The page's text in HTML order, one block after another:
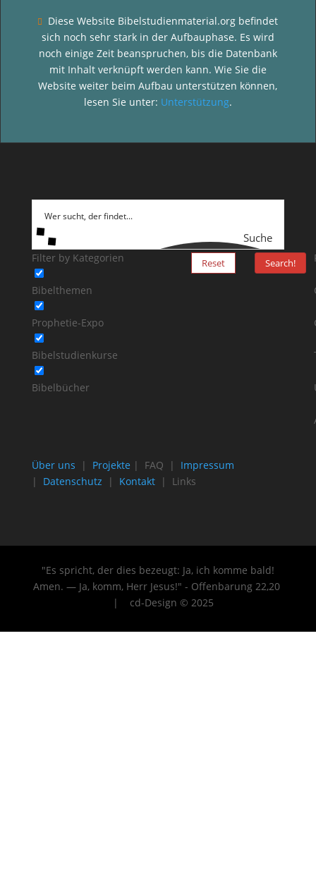

Diese Website Bibelstudienmaterial.org befindet
sich noch sehr stark in der Aufbauphase. Es wird
noch einige Zeit beanspruchen, bis die Datenbank
mit Inhalt verknüpft werden kann. Wie Sie die
Website weiter beim Aufbau unterstützen können,
lesen Sie unter: Unterstützung.
Suche
Filter by Kategorien
Bibelthemen
Prophetie-Expo
Bibelstudienkurse
Bibelbücher
Reset Search!
Über uns | Projekte | FAQ | Impressum
| Datenschutz | Kontakt| Links
"Es spricht, der dies bezeugt: Ja, ich komme bald!
Amen. — Ja, komm, Herr Jesus!" - Offenbarung 22,20
| cd-Design © 2025